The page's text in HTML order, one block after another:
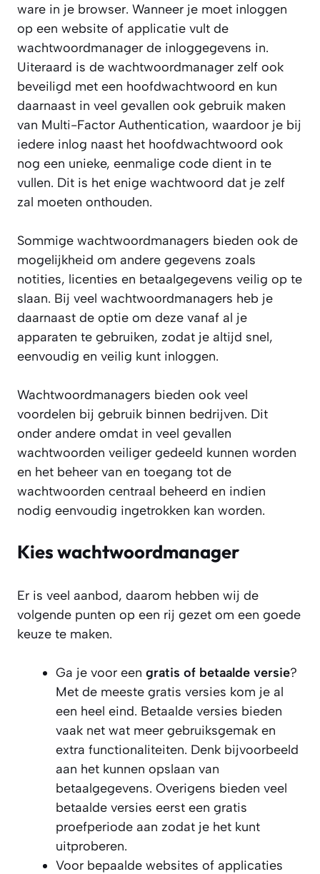
ware in je browser. Wanneer je moet inloggen
op een website of applicatie vult de
wachtwoordmanager de inloggegevens in.
Uiteraard is de wachtwoordmanager zelf ook
beveiligd met een hoofdwachtwoord en kun
daarnaast in veel gevallen ook gebruik maken
van Multi-Factor Authentication, waardoor je bij
iedere inlog naast het hoofdwachtwoord ook
nog een unieke, eenmalige code dient in te
vullen. Dit is het enige wachtwoord dat je zelf
zal moeten onthouden.
Sommige wachtwoordmanagers bieden ook de
mogelijkheid om andere gegevens zoals
notities, licenties en betaalgegevens veilig op te
slaan. Bij veel wachtwoordmanagers heb je
daarnaast de optie om deze vanaf al je
apparaten te gebruiken, zodat je altijd snel,
eenvoudig en veilig kunt inloggen.
Wachtwoordmanagers bieden ook veel
voordelen bij gebruik binnen bedrijven. Dit
onder andere omdat in veel gevallen
wachtwoorden veiliger gedeeld kunnen worden
en het beheer van en toegang tot de
wachtwoorden centraal beheerd en indien
nodig eenvoudig ingetrokken kan worden.
Kies wachtwoordmanager
Er is veel aanbod, daarom hebben wij de
volgende punten op een rij gezet om een goede
keuze te maken.
Ga je voor een gratis of betaalde versie?
Met de meeste gratis versies kom je al
een heel eind. Betaalde versies bieden
vaak net wat meer gebruiksgemak en
extra functionaliteiten. Denk bijvoorbeeld
aan het kunnen opslaan van
betaalgegevens. Overigens bieden veel
betaalde versies eerst een gratis
proefperiode aan zodat je het kunt
uitproberen.
Voor bepaalde websites of applicaties